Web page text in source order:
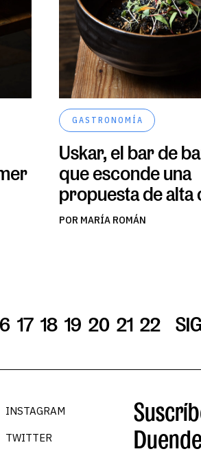
GASTRONOMÍA
Uskar, el bar de
que esconde una
propuesta de alta
POR MARÍA ROMÁN
17 18 19 20 21 22
INSTAGRAM
TWITTER